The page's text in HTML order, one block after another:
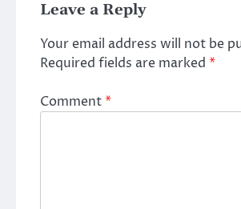
Leave a Reply
Your email address will not be
Required fields are marked *
Comment*